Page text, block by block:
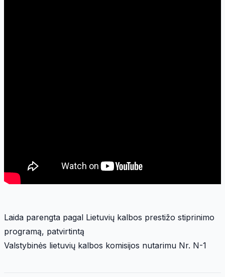
Laida parengta pagal Lietuvių kalbos prestižo stiprinimo
programą, patvirtintą
Valstybinės lietuvių kalbos komisijos nutarimu Nr. N-1